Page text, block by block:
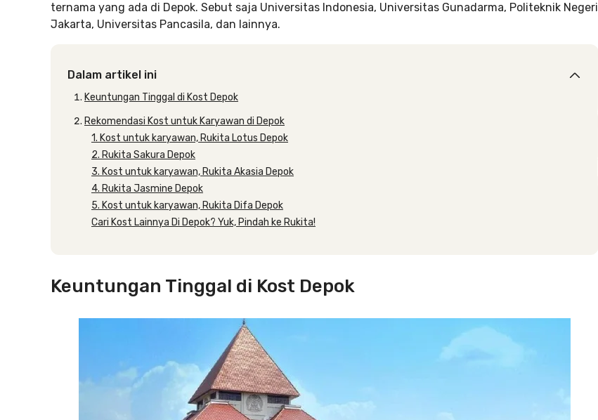
ternama yang ada di Depok. Sebut saja Universitas Indonesia, Universitas Gunadarma, Politeknik Negeri
Jakarta, Universitas Pancasila, dan lainnya.
Dalam artikel ini
Keuntungan Tinggal di Kost Depok
Rekomendasi Kost untuk Karyawan di Depok
1. Kost untuk karyawan, Rukita Lotus Depok
2. Rukita Sakura Depok
3. Kost untuk karyawan, Rukita Akasia Depok
4. Rukita Jasmine Depok
5. Kost untuk karyawan, Rukita Difa Depok
Cari Kost Lainnya Di Depok? Yuk, Pindah ke Rukita!
Keuntungan Tinggal di Kost Depok